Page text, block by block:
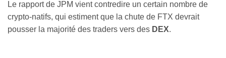
Le rapport de JPM vient contredire un certain nombre de
crypto-natifs, qui estiment que la chute de FTX devrait
pousser la majorité des traders vers des DEX.